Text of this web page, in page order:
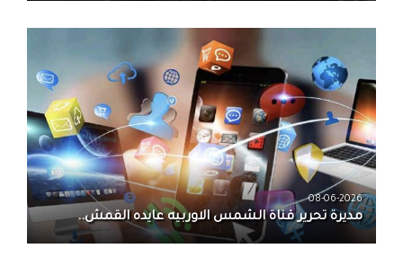
08-06-2026
مديرة تحرير قناة الشمس الاوربيه عايده القمش..